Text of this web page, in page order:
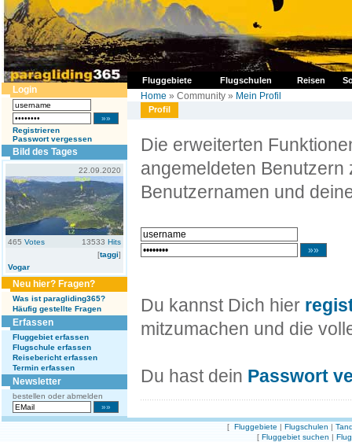
Fluggebiete Flugschulen Reisen
Login
Registrieren
Passwort vergessen
Bild des Tages
22.09.2020
465 Votes 13533 Hits
[taggi]
Vogar
Neu hier? Fragen?
Was ist paragliding365?
Häufig gestellte Fragen
Erfassen
Fluggebiet erfassen
Flugschule erfassen
Reisebericht erfassen
Termin erfassen
Newsletter
bestellen oder abmelden
Home » Community » Mein Profil
Profil
Die erweiterten
angemeldeten Benutzern
Benutzernamen und
Du kannst Dich hier
mitzumachen und die
Du hast dein Passwort
[ Fluggebiete | Flugschulen |
[ Fluggebiet suchen |